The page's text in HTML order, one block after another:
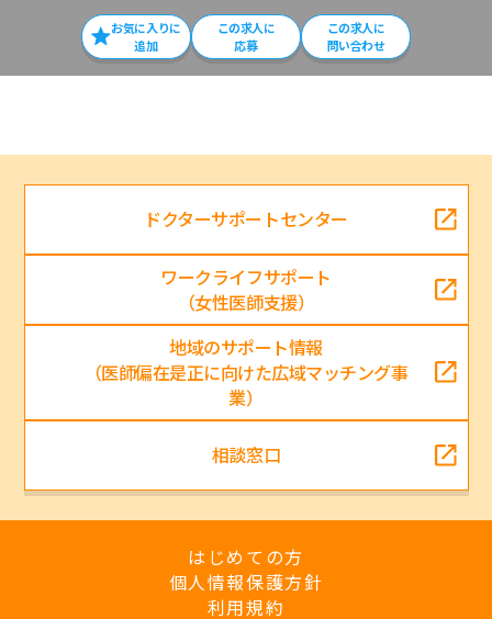
お気に入りに
追加
この求⼈に
応募
この求人に
問い合わせ
ドクターサポートセンター
ワークライフサポート
（女性医師支援）
地域のサポート情報
（医師偏在是正に向けた広域マッチング事
業）
相談窓口
はじめての方
個人情報保護方針
利用規約